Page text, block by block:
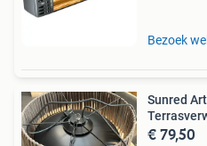
Bezoek
Sunred
€ 79,50